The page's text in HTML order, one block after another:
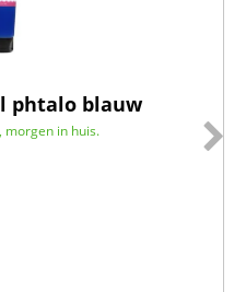
phtalo blauw
morgen in huis.